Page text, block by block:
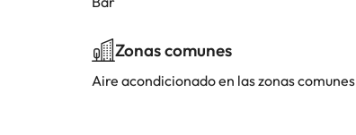
Zonas comunes
Aire acondicionado en las zonas comunes